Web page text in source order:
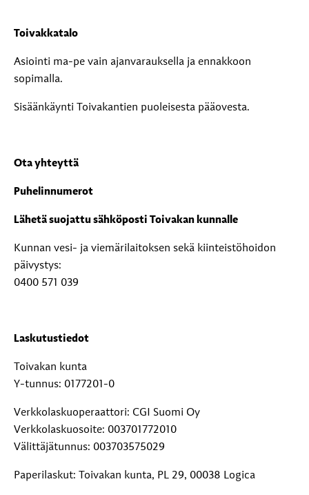
Toivakkatalo
Asiointi ma-pe vain ajanvarauksella ja ennakkoon
sopimalla.
Sisäänkäynti Toivakantien puoleisesta pääovesta.
Ota yhteyttä
Puhelinnumerot
Lähetä suojattu sähköposti Toivakan kunnalle
Kunnan vesi- ja viemärilaitoksen sekä kiinteistöhoidon
päivystys:
0400 571 039
Laskutustiedot
Toivakan kunta
Y-tunnus: 0177201-0
Verkkolaskuoperaattori: CGI Suomi Oy
Verkkolaskuosoite: 003701772010
Välittäjätunnus: 003703575029
Paperilaskut: Toivakan kunta, PL 29, 00038 Logica